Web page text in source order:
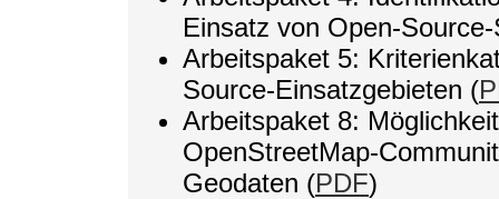
Einsatz von Open-
Arbeitspaket 5:
Source-Einsatzgebieten (
Arbeitspaket 8:
OpenStreetMap-
Geodaten (PDF)